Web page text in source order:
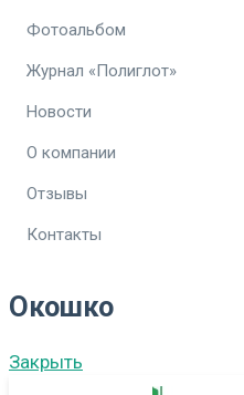
Фотоальбом
Журнал «Полиглот»
Новости
О компании
Отзывы
Контакты
Окошко
Закрыть